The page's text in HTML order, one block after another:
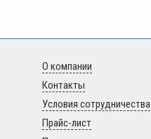
О компании
Контакты
Условия сотрудничества
Прайс-лист